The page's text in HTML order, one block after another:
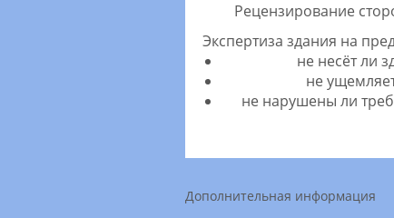
Рецензирование
Экспертиза здания на
не несёт ли
не
не нарушены ли
Дополнительная информация